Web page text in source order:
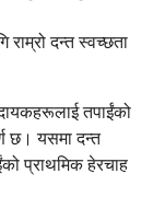
राम्रो दन्त स्वच्छता
तपाईंको
छ। यसमा दन्त
प्राथमिक हेरचाह